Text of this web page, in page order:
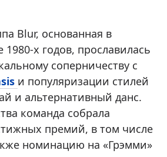
Blur, основанная в
х годов, прославилась
соперничеству с
и популяризации стилей
и альтернативный данс.
команда собрала
премий, в том числе
номинацию на «Грэмми»